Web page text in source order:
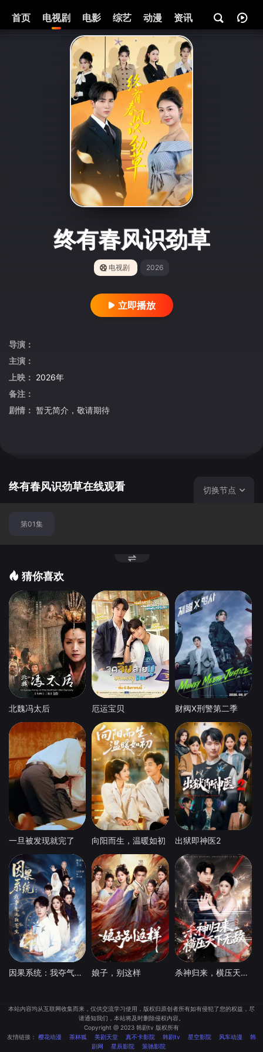
首页 电视剧 电影 综艺 动漫 资讯
终有春风识劲草
电视剧 2026
立即播放
导演：
主演：
上映： 2026年
备注：
剧情： 暂无简介，敬请期待
终有春风识劲草在线观看 切换节点
第01集
猜你喜欢
北魏冯太后 厄运宝贝 财阀X刑警第二季
一旦被发现就完了 向阳而生，温暖如初 出狱即神医2
因果系统：我夺气运救苍生 娘子，别这样 杀神归来，横压天下无敌
本站内容均从互联网收集而来，仅供交流学习使用，版权归原创者所有如有侵犯了您的权益，尽
请通知我们，本站将及时删除侵权内容。
Copyright @ 2023 韩剧tv 版权所有
友情链接： 樱花动漫 茶杯狐 美剧天堂 真不卡影院 韩剧tv 星空影院 风车动漫
韩
剧网
星辰影院 策驰影院